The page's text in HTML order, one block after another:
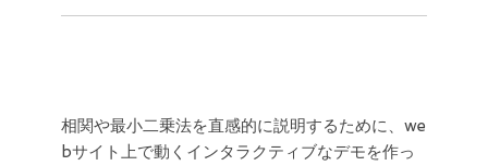
相関や最小二乗法を直感的に説明するために、we
bサイト上で動くインタラクティブなデモを作っ